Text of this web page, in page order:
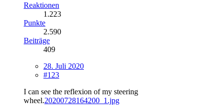
Reaktionen
1.223
Punkte
2.590
Beiträge
409
28. Juli 2020
#123
I can see the reflexion of my steering
wheel.20200728164200_1.jpg